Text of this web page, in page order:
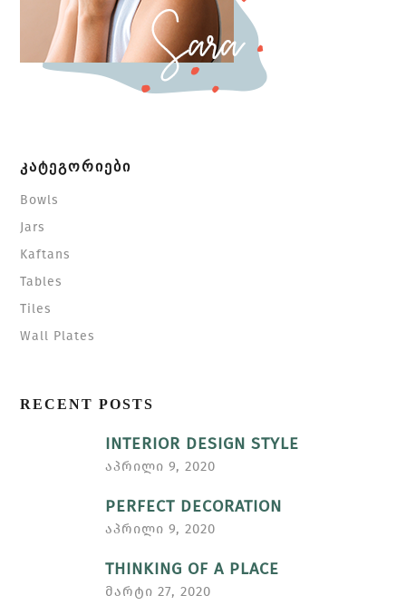
ᲙᲐᲢᲔᲒᲝᲠᲘᲔᲑᲘ
Bowls
Jars
Kaftans
Tables
Tiles
Wall Plates
RECENT POSTS
INTERIOR DESIGN STYLE
აპრილი 9, 2020
PERFECT DECORATION
აპრილი 9, 2020
THINKING OF A PLACE
მარტი 27, 2020